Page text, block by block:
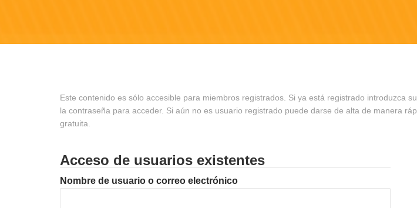
Este contenido es sólo accesible para miembros registrados. Si ya está registrado introduzca
la contraseña para acceder. Si aún no es usuario registrado puede darse de alta de manera
gratuita.
Acceso de usuarios existentes
Nombre de usuario o correo electrónico